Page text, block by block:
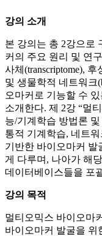
강의 소개
본 강의는 총 2강으로
커의 주요 원리 및 연
사체(transcriptome), 후
및 생물학적 네트워크
오마커로 기능할 수
소개한다. 제 2강 “멀
능/기계학습 방법론
통적 기계학습, 네트
기반한 바이오마커 발
게 다루며, 나아가 해
데이터베이스들을 포
강의 목적
멀티오믹스 바이오마
바이오마커 발굴을 위